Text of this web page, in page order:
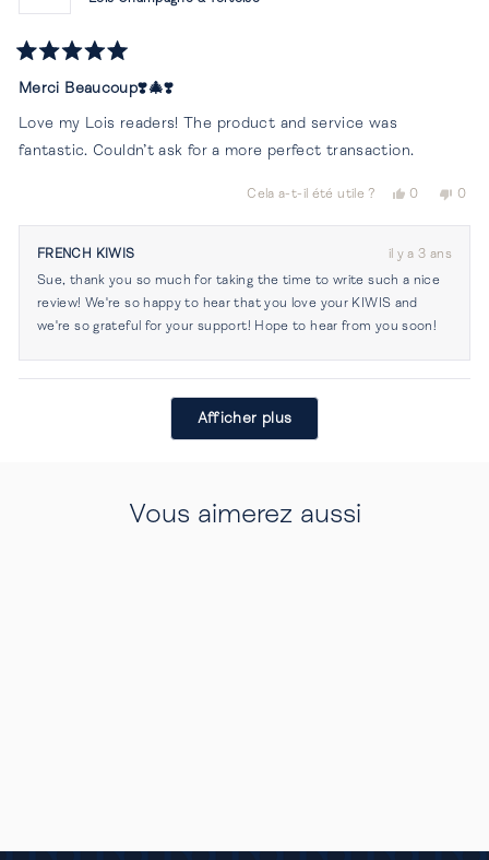
5
5
étoiles
Merci Beaucoup❣️🎄❣️
Love my Lois readers! The product and service was
fantastic. Couldn’t ask for a more perfect transaction.
Cela a-t-il été utile ?
Oui,
avis
de
Sue
B.
était
0
ont
voté
oui
Non,
avis
0
ont
FRENCH KIWIS
il y a 3 ans
Sue, thank you so much for taking the time to write such a nice
review! We're so happy to hear that you love your KIWIS and
we're so grateful for your support! Hope to hear from you soon!
Chargement...
Afficher plus
Vous aimerez aussi